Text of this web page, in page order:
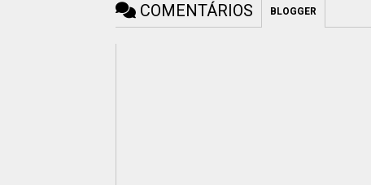
COMENTÁRIOS BLOGGER